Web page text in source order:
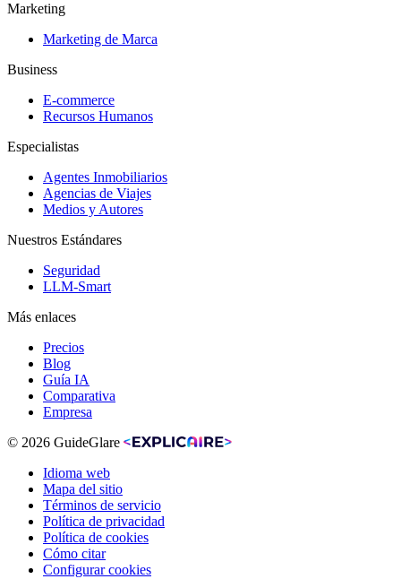
Marketing
Marketing de Marca
Business
E-commerce
Recursos Humanos
Especialistas
Agentes Inmobiliarios
Agencias de Viajes
Medios y Autores
Nuestros Estándares
Seguridad
LLM-Smart
Más enlaces
Precios
Blog
Guía IA
Comparativa
Empresa
© 2026 GuideGlare
Idioma web
Mapa del sitio
Términos de servicio
Política de privacidad
Política de cookies
Cómo citar
Configurar cookies